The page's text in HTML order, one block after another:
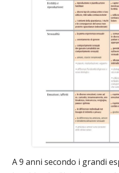
A 9 anni secondo i grandi